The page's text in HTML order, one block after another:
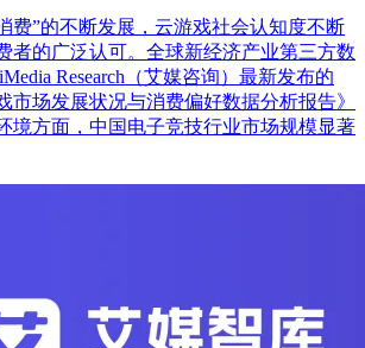
费”的不断发展，云游戏社会认知度不断
者的广泛认可。全球新经济产业第三方数
Research（艾媒咨询）最新发布的
市场发展状况与消费偏好数据分析报告》
境方面，中国电子竞技行业市场规模显著